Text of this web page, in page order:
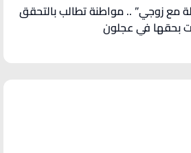
تسببت لي بمشكلة مع زوجي” .. مواطنة تطالب بالتحقق
بحقها في عجلون